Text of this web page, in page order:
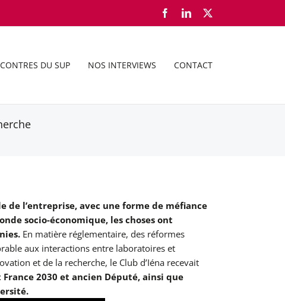
FacebookLinkedIn
DU SUP NOS INTERVIEWS CONTACT
de l’entreprise, avec une forme de méfiance
socio-économique, les choses ont
En matière réglementaire, des réformes
aux interactions entre laboratoires et
et de la recherche, le Club d’Iéna recevait
2030 et ancien Député, ainsi que